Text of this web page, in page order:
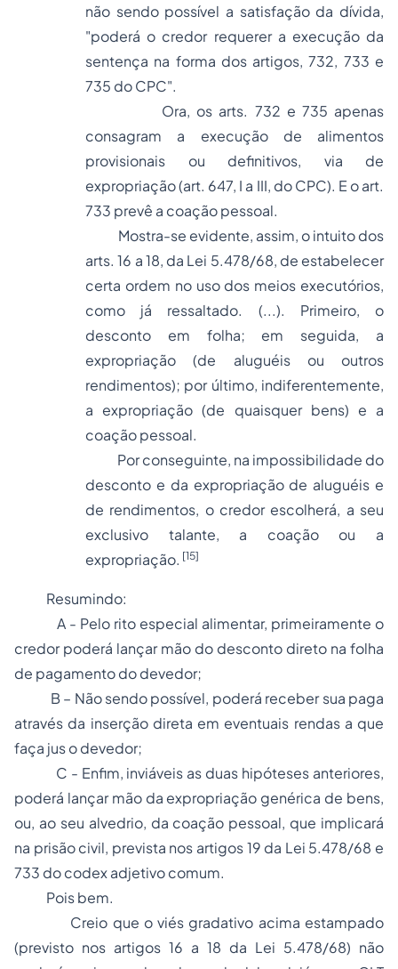
não sendo possível a satisfação da dívida,
"poderá o credor requerer a execução da
sentença na forma dos artigos, 732, 733 e
735 do CPC".
Ora, os arts. 732 e 735 apenas
consagram a execução de alimentos
provisionais ou definitivos, via de
expropriação (art. 647, I a III, do CPC). E o art.
733 prevê a coação pessoal.
Mostra-se evidente, assim, o intuito dos
arts. 16 a 18, da Lei 5.478/68, de estabelecer
certa ordem no uso dos meios executórios,
como já ressaltado. (...). Primeiro, o
desconto em folha; em seguida, a
expropriação (de aluguéis ou outros
rendimentos); por último, indiferentemente,
a expropriação (de quaisquer bens) e a
coação pessoal.
Por conseguinte, na impossibilidade do
desconto e da expropriação de aluguéis e
de rendimentos, o credor escolherá, a seu
exclusivo talante, a coação ou a
expropriação. [15]
Resumindo:
A - Pelo rito especial alimentar, primeiramente o
credor poderá lançar mão do desconto direto na folha
de pagamento do devedor;
B – Não sendo possível, poderá receber sua paga
através da inserção direta em eventuais rendas a que
faça jus o devedor;
C - Enfim, inviáveis as duas hipóteses anteriores,
poderá lançar mão da expropriação genérica de bens,
ou, ao seu alvedrio, da coação pessoal, que implicará
na prisão civil, prevista nos artigos 19 da Lei 5.478/68 e
733 docodexadjetivo comum.
Pois bem.
Creio que o viés gradativo acima estampado
(previsto nos artigos 16 a 18 da Lei 5.478/68) não